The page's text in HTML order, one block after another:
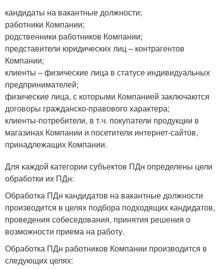
кандидаты на вакантные должности;
работники Компании;
родственники работников Компании;
представители юридических лиц – контрагентов
Компании;
клиенты – физические лица в статусе индивидуальных
предпринимателей;
физические лица, с которыми Компанией заключаются
договоры гражданско-правового характера;
клиенты-потребители, в т.ч. покупатели продукции в
магазинах Компании и посетители интернет-сайтов,
принадлежащих Компании.
Для каждой категории субъектов ПДн определены цели
обработки их ПДн:
Обработка ПДн кандидатов на вакантные должности
производится в целях подбора подходящих кандидатов,
проведения собеседования, принятия решения о
возможности приема на работу.
Обработка ПДн работников Компании производится в
следующих целях: